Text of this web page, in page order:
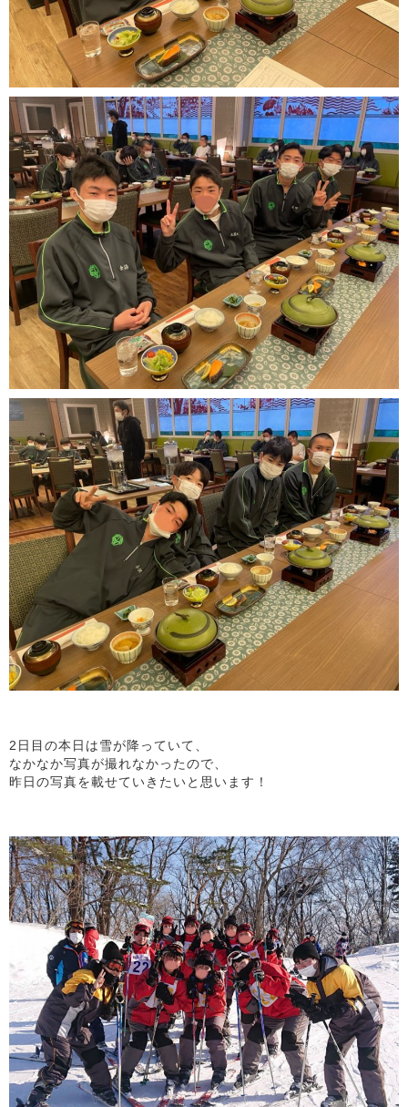
2日目の本日は雪が降っていて、
なかなか写真が撮れなかったので、
昨日の写真を載せていきたいと思います！